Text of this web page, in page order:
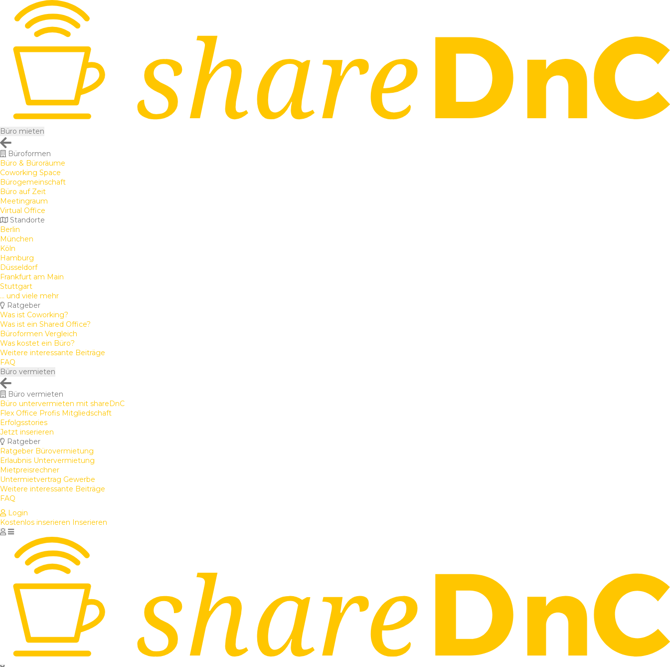
Büro mieten
Büroformen
Büro & Büroräume
Coworking Space
Bürogemeinschaft
Büro auf Zeit
Meetingraum
Virtual Office
Standorte
Berlin
München
Köln
Hamburg
Düsseldorf
Frankfurt am Main
Stuttgart
... und viele mehr
Ratgeber
Was ist Coworking?
Was ist ein Shared Office?
Büroformen Vergleich
Was kostet ein Büro?
Weitere interessante Beiträge
FAQ
Büro vermieten
Büro vermieten
Büro untervermieten mit shareDnC
Flex Office Profis Mitgliedschaft
Erfolgsstories
Jetzt inserieren
Ratgeber
Ratgeber Bürovermietung
Erlaubnis Untervermietung
Mietpreisrechner
Untermietvertrag Gewerbe
Weitere interessante Beiträge
FAQ
Login
Kostenlos inserieren Inserieren